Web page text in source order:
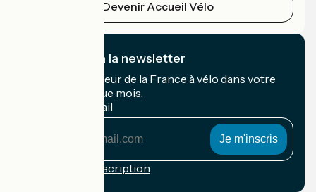
Devenir Accueil Vélo
Je m'abonne à la newsletter
Recevez le meilleur de la France à vélo dans votre
boîte mail chaque mois.
Mon adresse mail
Conditions d'inscription